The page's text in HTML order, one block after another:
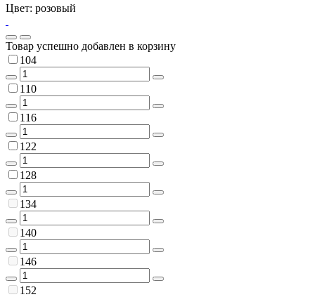
Цвет: розовый
Товар успешно добавлен в корзину
104
110
116
122
128
134
140
146
152